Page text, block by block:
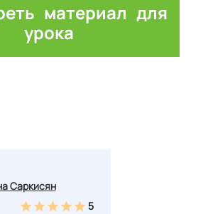
материал для
урока
Саркисян
5